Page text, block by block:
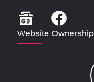
Website Ownership